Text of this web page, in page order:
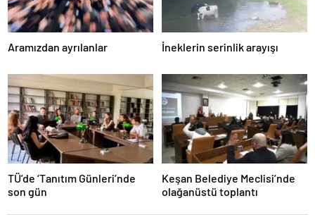
Aramızdan ayrılanlar İneklerin serinlik arayışı
TÜ’de ‘Tanıtım Günleri’nde
son gün
Keşan Belediye Meclisi’nde
olağanüstü toplantı